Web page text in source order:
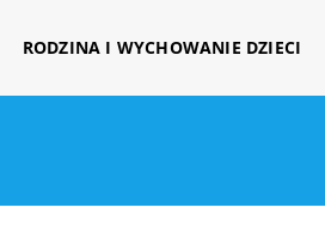
RODZINA I WYCHOWANIE DZIECI